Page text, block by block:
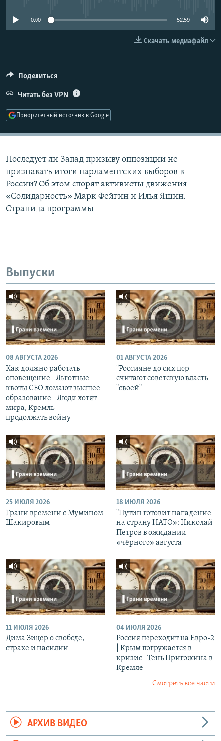
Все сайты РСЕ/РС
0:00 52:59
Скачать медиафайл
Поделиться
Читать без VPN
Приоритетный источник в Google
Последует ли Запад призыву оппозиции не
признавать итоги парламентских выборов в
России? Об этом спорят активисты движения
«Солидарность» Марк Фейгин и Илья Яшин.
Страница программы
Выпуски
08 АВГУСТА 2026
Как должно работать
оповещение | Льготные
квоты СВО ломают высшее
образование | Люди хотят
мира, Кремль —
продолжать войну
01 АВГУСТА 2026
"Россияне до сих пор
считают советскую власть
"своей"
25 ИЮЛЯ 2026
Грани времени с Мумином
Шакировым
18 ИЮЛЯ 2026
"Путин готовит нападение
на страну НАТО»: Николай
Петров в ожидании
«чёрного» августа
11 ИЮЛЯ 2026
Дима Зицер о свободе,
страхе и насилии
04 ИЮЛЯ 2026
Россия переходит на Евро-2
| Крым погружается в
кризис | Тень Пригожина в
Кремле
Смотреть все части
АРХИВ ВИДЕО